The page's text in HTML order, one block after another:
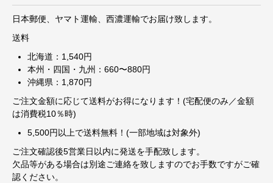
日本郵便、ヤマト運輸、西濃運輸でお届け致します。
送料
北海道：1,540円
本州・四国・九州：660〜880円
沖縄県：1,870円
ご注文金額に応じて送料がお得になります！(宅配便のみ／金額
は消費税10％時)
5,500円以上で送料無料！(一部地域は対象外)
ご注文確認後5営業日以内に発送を手配致します。
欠品等がある場合は別途ご連絡を致しますのでお手数ですがご確
認ください。